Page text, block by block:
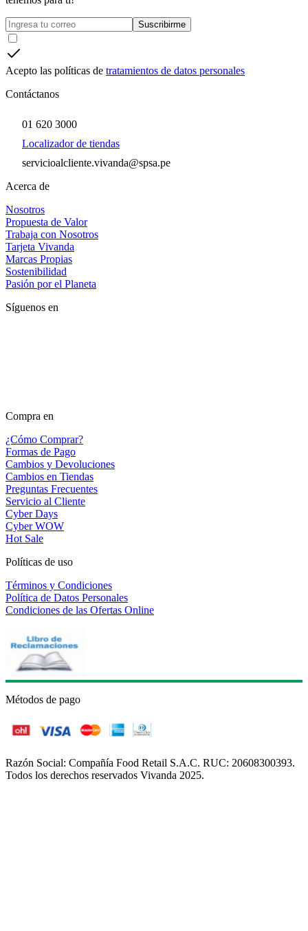
Suscribirme
Acepto las políticas de tratamientos de datos personales
Contáctanos
01 620 3000
Localizador de tiendas
servicioalcliente.vivanda@spsa.pe
Acerca de
Nosotros
Propuesta de Valor
Trabaja con Nosotros
Tarjeta Vivanda
Marcas Propias
Sostenibilidad
Pasión por el Planeta
Síguenos en
Compra en
¿Cómo Comprar?
Formas de Pago
Cambios y Devoluciones
Cambios en Tiendas
Preguntas Frecuentes
Servicio al Cliente
Cyber Days
Cyber WOW
Hot Sale
Políticas de uso
Términos y Condiciones
Política de Datos Personales
Condiciones de las Ofertas Online
Métodos de pago
Razón Social: Compañía Food Retail S.A.C. RUC: 20608300393.
Todos los derechos reservados Vivanda 2025.